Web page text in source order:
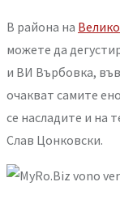
В района на
можете да
и ВИ Върбовка,
очакват самите
се насладите и на
Слав Цонковски.